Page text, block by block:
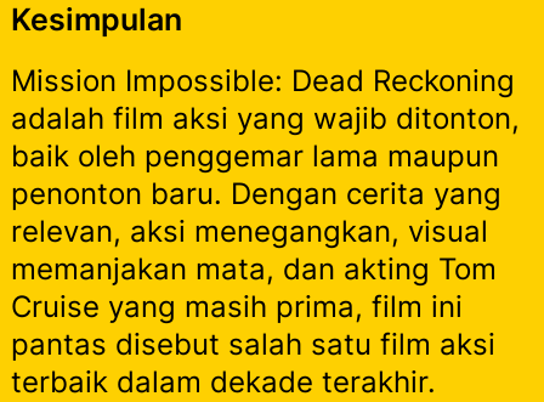
Kesimpulan
Mission Impossible: Dead Reckoning
adalah film aksi yang wajib ditonton,
baik oleh penggemar lama maupun
penonton baru. Dengan cerita yang
relevan, aksi menegangkan, visual
memanjakan mata, dan akting Tom
Cruise yang masih prima, film ini
pantas disebut salah satu film aksi
terbaik dalam dekade terakhir.